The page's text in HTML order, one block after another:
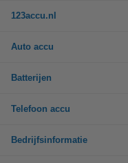
123accu.nl
Auto accu
Batterijen
Telefoon accu
Bedrijfsinformatie